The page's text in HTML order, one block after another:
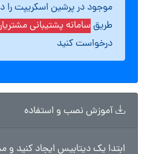
موجود در پرشین اسکریپت را
طریقسامانه پشتیبانی
درخواست کنید
آموزش نصب و استفاده
ابتدا یک دیتابیس ایجاد کنید و